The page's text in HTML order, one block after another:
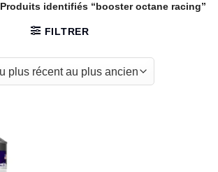
Produits identifiés “booster octane racing”
FILTRER